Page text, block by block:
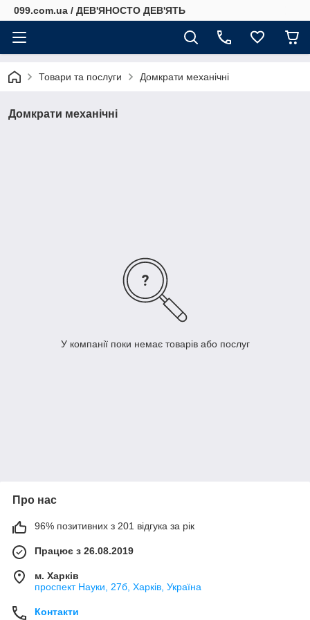
099.com.ua / ДЕВ'ЯНОСТО ДЕВ'ЯТЬ
Товари та послуги Домкрати механічні
Домкрати механічні
У компанії поки немає товарів або послуг
Про нас
96% позитивних з 201 відгука за рік
Працює з 26.08.2019
м. Харків
проспект Науки, 27б, Харків, Україна
Контакти